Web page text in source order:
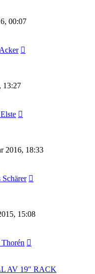
00:07
13:27
2016, 18:33
Schärer
15:08
Thorén
AV 19" RACK